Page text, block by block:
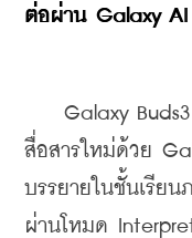
ต่อผ่าน Galaxy AI
Galaxy Buds3
สื่อสารใหม่ด้วย
บรรยายในชั้นเรียน
ผ่านโหมด